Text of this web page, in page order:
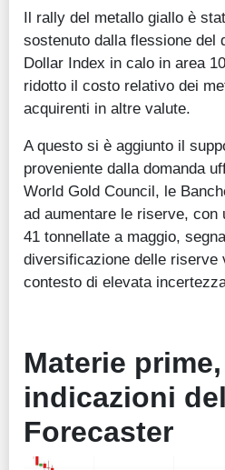
Il rally del metallo giallo è
sostenuto dalla flessione del
Dollar Index in calo in area
ridotto il costo relativo dei
acquirenti in altre valute.
A questo si è aggiunto il
proveniente dalla domanda
World Gold Council, le
ad aumentare le riserve, con
41 tonnellate a maggio,
diversificazione delle riserve
contesto di elevata
Materie
indicazioni del
Forecaster